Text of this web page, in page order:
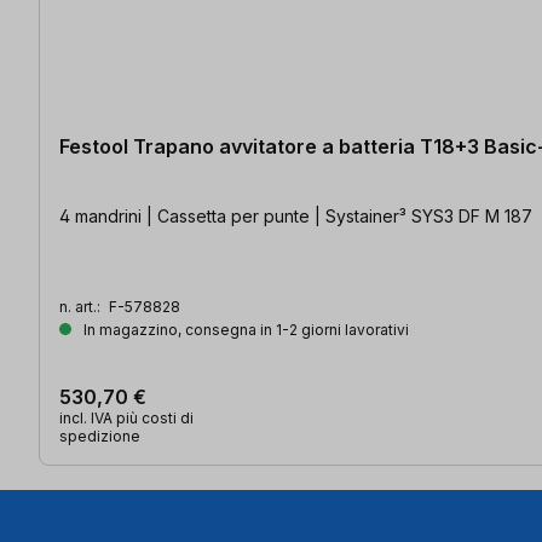
Festool Trapano avvitatore a batteria T18+3
4 mandrini | Cassetta per punte | Systainer³ SYS3 DF M 187
n. art.: F-578828
In magazzino, consegna in 1-2 giorni lavorativi
530,70 €
incl. IVA più costi di
spedizione